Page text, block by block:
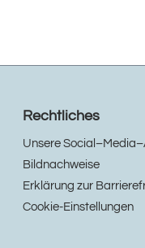
Rechtliches
Unsere
Bildnachweise
Erklärung zur
Cookie-Einstellungen